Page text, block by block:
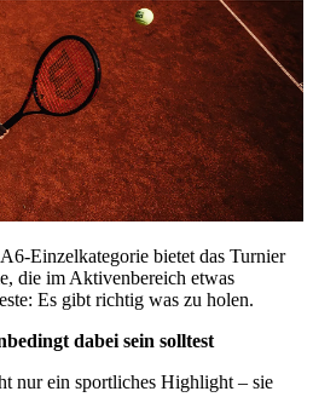
bietet das Turnier
die im Aktivenbereich etwas
Es gibt richtig was zu holen.
dabei sein solltest
nur ein sportliches Highlight – sie